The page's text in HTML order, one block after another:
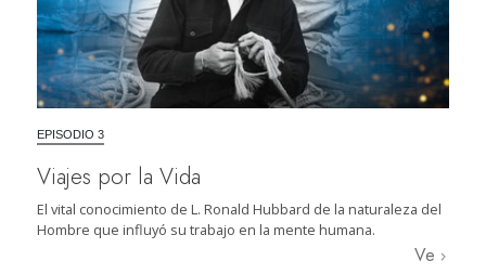
EPISODIO 3
Viajes por la Vida
El vital conocimiento de L. Ronald Hubbard de la naturaleza del
Hombre que influyó su trabajo en la mente humana.
Ve